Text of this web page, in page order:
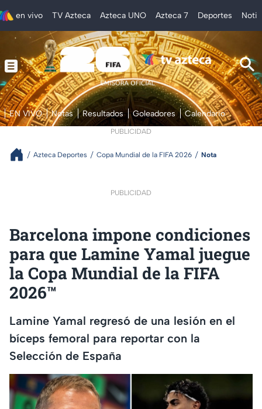
en vivo TV Azteca Azteca UNO Azteca 7 Deportes
EN VIVO Notas Resultados Goleadores Calendario
PUBLICIDAD
Azteca Deportes Copa Mundial de la FIFA 2026 Nota
PUBLICIDAD
Barcelona impone condiciones
para que Lamine Yamal juegue
la Copa Mundial de la FIFA
2026™
Lamine Yamal regresó de una lesión en el
bíceps femoral para reportar con la
Selección de España